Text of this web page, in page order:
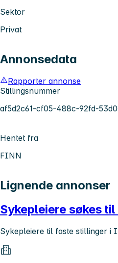
Sektor
Privat
Annonsedata
Rapporter annonse
Stillingsnummer
af5d2c61-cf05-488c-92fd-
Hentet fra
FINN
Lignende annonser
Sykepleiere søkes
Sykepleiere til faste stillinger i